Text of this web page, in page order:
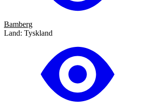
Bamberg
Land: Tyskland